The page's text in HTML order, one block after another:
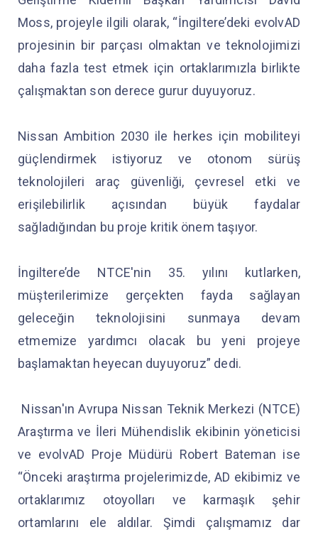
Moss, projeyle ilgili olarak, “İngiltere’deki evolvAD
projesinin bir parçası olmaktan ve teknolojimizi
daha fazla test etmek için ortaklarımızla birlikte
çalışmaktan son derece gurur duyuyoruz.
Nissan Ambition 2030 ile herkes için mobiliteyi
güçlendirmek istiyoruz ve otonom sürüş
teknolojileri araç güvenliği, çevresel etki ve
erişilebilirlik açısından büyük faydalar
sağladığından bu proje kritik önem taşıyor.
İngiltere’de NTCE'nin 35. yılını kutlarken,
müşterilerimize gerçekten fayda sağlayan
geleceğin teknolojisini sunmaya devam
etmemize yardımcı olacak bu yeni projeye
başlamaktan heyecan duyuyoruz” dedi.
Nissan'ın Avrupa Nissan Teknik Merkezi (NTCE)
Araştırma ve İleri Mühendislik ekibinin yöneticisi
ve evolvAD Proje Müdürü Robert Bateman ise
“Önceki araştırma projelerimizde, AD ekibimiz ve
ortaklarımız otoyolları ve karmaşık şehir
ortamlarını ele aldılar. Şimdi çalışmamız dar